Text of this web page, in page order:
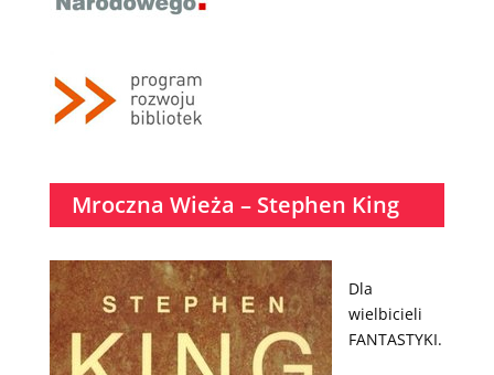
Mroczna Wieża – Stephen King
Dla
wielbicieli
FANTASTYKI.